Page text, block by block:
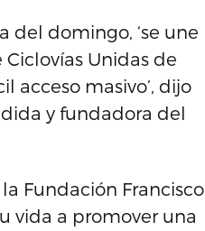
del domingo, ‘se une
Unidas de
acceso masivo’, dijo
y fundadora del
Fundación Francisco
vida a promover una